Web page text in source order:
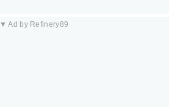
▼ Ad by Refinery89